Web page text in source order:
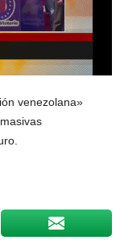
venezolana»